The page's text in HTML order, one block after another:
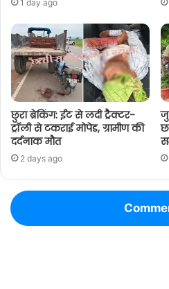
1 day ago
छुरा ब्रेकिंग: ईंट से लदी ट्रैक्टर-
ट्रॉली से टकराई मोपेड, ग्रामीण की
दर्दनाक मौत
2 days ago